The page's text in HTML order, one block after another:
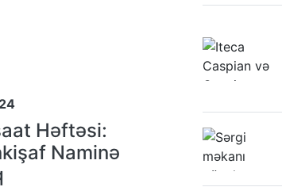
Həftəsi:
Naminə